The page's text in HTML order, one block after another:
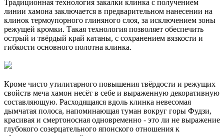
Традиционная технология закалки клинка с получением
линии хамона заключается в предварительном нанесении на
клинок термоупорного глиняного слоя, за исключением зоны
режущей кромки. Такая технология позволяет обеспечить
острый и твёрдый край катаны, с сохранением вязкости и
гибкости основного полотна клинка.
Кроме чисто утилитарного повышения твёрдости и режущих
свойств меча хамон несёт в себе и выраженную декоративную
составляющую. Расходящаяся вдоль клинка невесомая
дымчатая полоса, напоминающая туман вокруг горы Фудзи,
красивая и смертоносная одновременно - это ли не выражение
глубокого созерцательного японского отношения к